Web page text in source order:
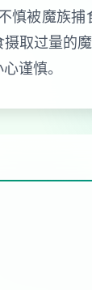
慎被魔族
取过量的
谨慎。